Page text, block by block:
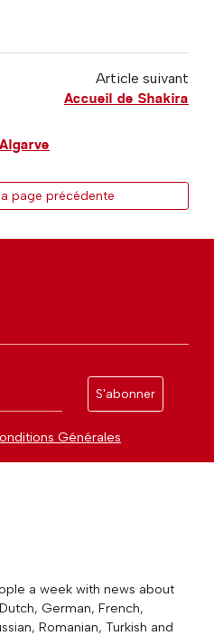
Article suivant
Accueil de Shakira
page précédente
S'abonner
Générales
a week with news about
German, French,
Romanian, Turkish and